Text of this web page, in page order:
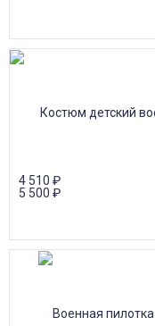
4 510 ₽
5 500 ₽